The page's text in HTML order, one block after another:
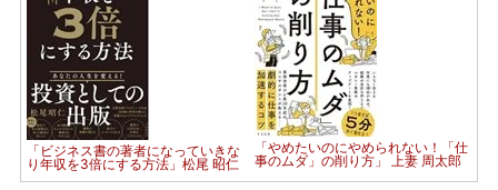
「ビジネス書の著者になっていきな
り年収を3倍にする方法」松尾 昭仁
「やめたいのにやめられない！「仕
事のムダ」の削り方」 上妻 周太郎